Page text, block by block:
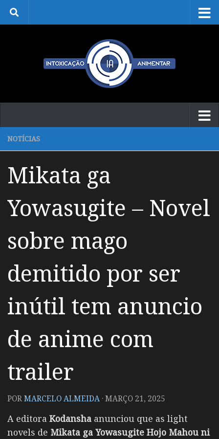
Skip to content
NOTÍCIAS
Mikata ga
Yowasugite – Novel
sobre mago
demitido por ser
inútil tem anuncio
de anime com
trailer
PORMARCELO ALMEIDA ·MARÇO 21, 2025
A editora Kodansha anunciou que as light
novels de Mikata ga Yowasugite Hojo Mahou ni